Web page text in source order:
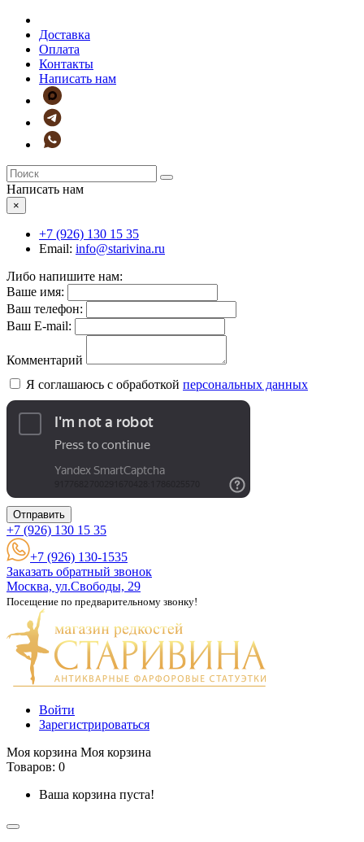
Доставка
Оплата
Контакты
Написать нам
Написать нам
×
+7 (926) 130 15 35
Email: info@starivina.ru
Либо напишите нам:
Ваше имя:
Ваш телефон:
Ваш E-mail:
Комментарий
Я соглашаюсь с обработкой персональных данных
Отправить
+7 (926) 130 15 35
+7 (926) 130-1535
Заказать обратный звонок
Москва, ул.Свободы, 29
Посещение по предварительному звонку!
Войти
Зарегистрироваться
Моя корзина Моя корзина
Товаров: 0
Ваша корзина пуста!